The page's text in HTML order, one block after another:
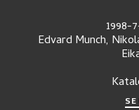
1998-
Edvard Munch,